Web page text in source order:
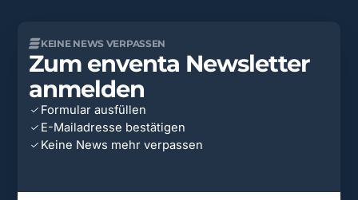
KEINE NEWS VERPASSEN
Zum enventa Newsletter
anmelden
Formular ausfüllen
E-Mailadresse bestätigen
Keine News mehr verpassen